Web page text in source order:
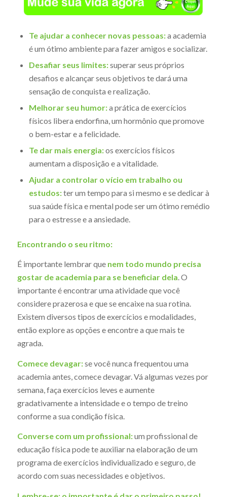
Te ajudar a conhecer novas pessoas:a academia
é um ótimo ambiente para fazer amigos e socializar.
Desafiar seus limites:superar seus próprios
desafios e alcançar seus objetivos te dará uma
sensação de conquista e realização.
Melhorar seu humor:a prática de exercícios
físicos libera endorfina, um hormônio que promove
o bem-estar e a felicidade.
Te dar mais energia:os exercícios físicos
aumentam a disposição e a vitalidade.
Ajudar a controlar o vício em trabalho ou
estudos:ter um tempo para si mesmo e se dedicar à
sua saúde física e mental pode ser um ótimo remédio
para o estresse e a ansiedade.
Encontrando o seu ritmo:
É importante lembrar que nem todo mundo precisa
gostar de academia para se beneficiar dela. O
importante é encontrar uma atividade que você
considere prazerosa e que se encaixe na sua rotina.
Existem diversos tipos de exercícios e modalidades,
então explore as opções e encontre a que mais te
agrada.
Comece devagar:se você nunca frequentou uma
academia antes, comece devagar. Vá algumas vezes por
semana, faça exercícios leves e aumente
gradativamente a intensidade e o tempo de treino
conforme a sua condição física.
Converse com um profissional:um profissional de
educação física pode te auxiliar na elaboração de um
programa de exercícios individualizado e seguro, de
acordo com suas necessidades e objetivos.